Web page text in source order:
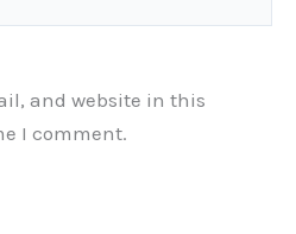
and website in this
I comment.